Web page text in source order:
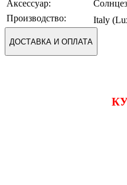
Аксессуар:
Производство:
Italy
ДОСТАВКА И ОПЛАТА